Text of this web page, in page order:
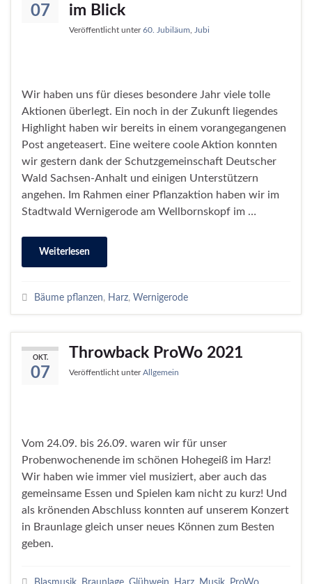
07
im Blick
Veröffentlicht unter60. Jubiläum Jubi
Wir haben uns für dieses besondere Jahr viele tolle
Aktionen überlegt. Ein noch in der Zukunft liegendes
Highlight haben wir bereits in einem vorangegangenen
Post angeteasert. Eine weitere coole Aktion konnten
wir gestern dank der Schutzgemeinschaft Deutscher
Wald Sachsen-Anhalt und einigen Unterstützern
angehen. Im Rahmen einer Pflanzaktion haben wir im
Stadtwald Wernigerode am Wellbornskopf im …
Weiterlesen
Bäume pflanzen, Harz, Wernigerode
OKT.
07
Throwback ProWo 2021
Veröffentlicht unterAllgemein
Vom 24.09. bis 26.09. waren wir für unser
Probenwochenende im schönen Hohegeiß im Harz!
Wir haben wie immer viel musiziert, aber auch das
gemeinsame Essen und Spielen kam nicht zu kurz! Und
als krönenden Abschluss konnten auf unserem Konzert
in Braunlage gleich unser neues Können zum Besten
geben.